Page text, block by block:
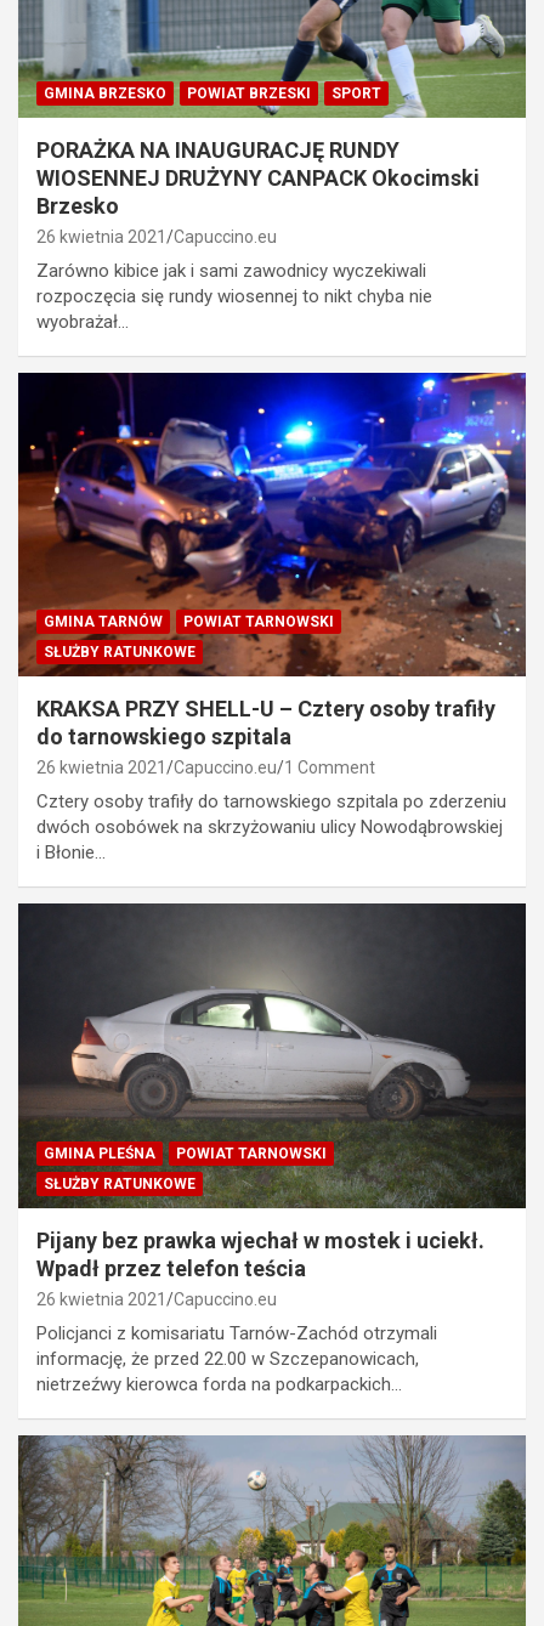
GMINA BRZESKO POWIAT BRZESKI SPORT
PORAŻKA NA INAUGURACJĘ RUNDY
WIOSENNEJ DRUŻYNY CANPACK Okocimski
Brzesko
26 kwietnia 2021 Capuccino.eu
Zarówno kibice jak i sami zawodnicy wyczekiwali
rozpoczęcia się rundy wiosennej to nikt chyba nie
wyobrażał…
GMINA TARNÓW
POWIAT TARNOWSKI
SŁUŻBY RATUNKOWE
KRAKSA PRZY SHELL-U – Cztery osoby trafiły
do tarnowskiego szpitala
26 kwietnia 2021 Capuccino.eu 1 Comment
Cztery osoby trafiły do tarnowskiego szpitala po zderzeniu
dwóch osobówek na skrzyżowaniu ulicy Nowodąbrowskiej
i Błonie…
GMINA PLEŚNA
POWIAT TARNOWSKI
SŁUŻBY RATUNKOWE
Pijany bez prawka wjechał w mostek i uciekł.
Wpadł przez telefon teścia
26 kwietnia 2021 Capuccino.eu
Policjanci z komisariatu Tarnów-Zachód otrzymali
informację, że przed 22.00 w Szczepanowicach,
nietrzeźwy kierowca forda na podkarpackich…